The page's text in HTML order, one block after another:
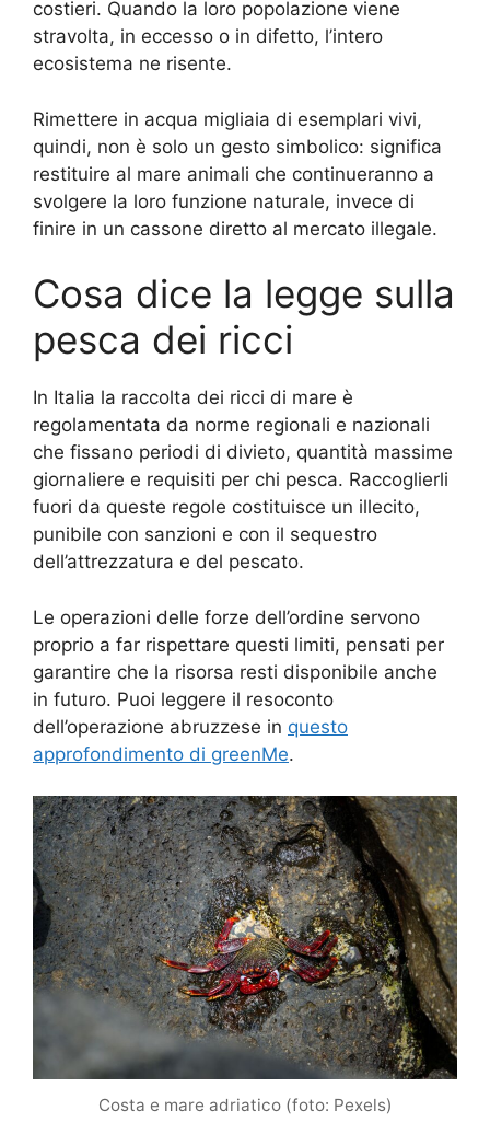
costieri. Quando la loro popolazione viene
stravolta, in eccesso o in difetto, l’intero
ecosistema ne risente.
Rimettere in acqua migliaia di esemplari vivi,
quindi, non è solo un gesto simbolico: significa
restituire al mare animali che continueranno a
svolgere la loro funzione naturale, invece di
finire in un cassone diretto al mercato illegale.
Cosa dice la legge sulla
pesca dei ricci
In Italia la raccolta dei ricci di mare è
regolamentata da norme regionali e nazionali
che fissano periodi di divieto, quantità massime
giornaliere e requisiti per chi pesca. Raccoglierli
fuori da queste regole costituisce un illecito,
punibile con sanzioni e con il sequestro
dell’attrezzatura e del pescato.
Le operazioni delle forze dell’ordine servono
proprio a far rispettare questi limiti, pensati per
garantire che la risorsa resti disponibile anche
in futuro. Puoi leggere il resoconto
dell’operazione abruzzese in questo
approfondimento di greenMe.
Costa e mare adriatico (foto: Pexels)